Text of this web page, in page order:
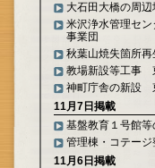
大石田大橋の周
米沢浄水管理セ
事業団
秋葉山焼失箇所
教場新設等工事
神町庁舎の新設
11月7日掲載
基盤教育１号館
管理棟・コテー
11月6日掲載